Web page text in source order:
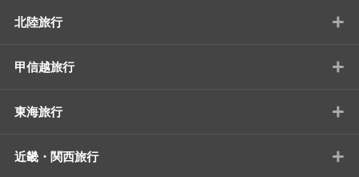
北陸旅行 +
甲信越旅行 +
東海旅行 +
近畿・関西旅行 +